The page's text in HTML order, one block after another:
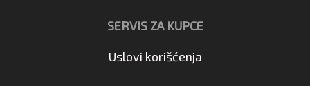
SERVIS ZA KUPCE
Uslovi korišćenja